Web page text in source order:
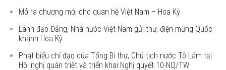
Mở ra chương mới cho quan hệ Việt Nam – Hoa Kỳ
Lãnh đạo Đảng, Nhà nước Việt Nam gửi thư, điện mừng Quốc
khánh Hoa Kỳ
Phát biểu chỉ đạo của Tổng Bí thư, Chủ tịch nước Tô Lâm tại
Hội nghị quán triệt và triển khai Nghị quyết 10-NQ/TW